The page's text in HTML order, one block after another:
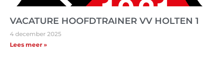
VACATURE HOOFDTRAINER VV HOLTEN 1
4 december 2025
Lees meer »